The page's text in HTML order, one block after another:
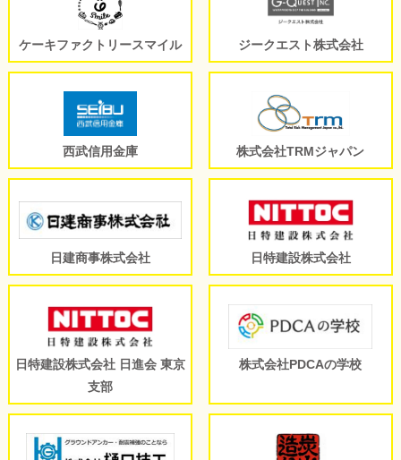
ケーキファクトリースマイル ジークエスト株式会社
西武信用金庫 株式会社TRMジャパン
日建商事株式会社 日特建設株式会社
日特建設株式会社 日進会 東京
支部
株式会社PDCAの学校